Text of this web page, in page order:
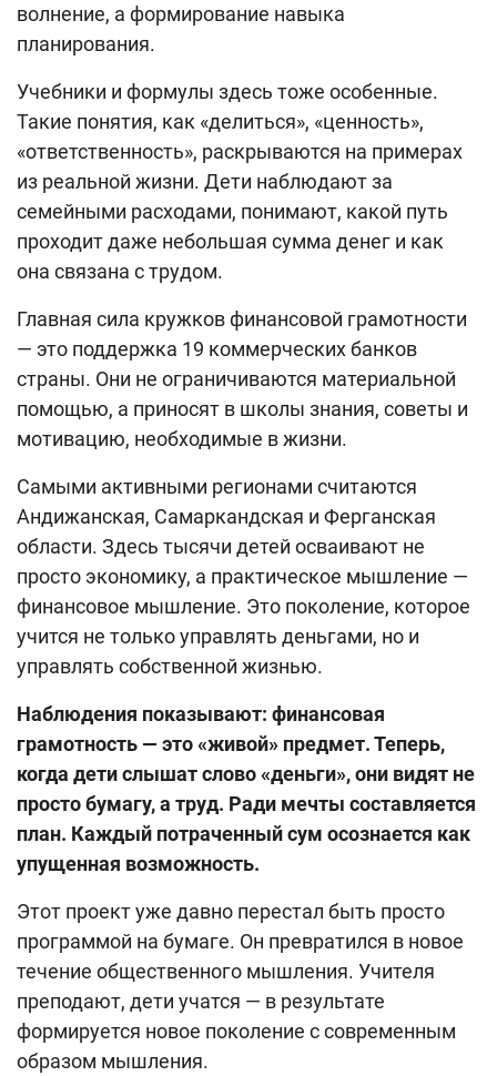
волнение, а формирование навыка
планирования.
Учебники и формулы здесь тоже особенные.
Такие понятия, как «делиться», «ценность»,
«ответственность», раскрываются на примерах
из реальной жизни. Дети наблюдают за
семейными расходами, понимают, какой путь
проходит даже небольшая сумма денег и как
она связана с трудом.
Главная сила кружков финансовой грамотности
— это поддержка 19 коммерческих банков
страны. Они не ограничиваются материальной
помощью, а приносят в школы знания, советы и
мотивацию, необходимые в жизни.
Самыми активными регионами считаются
Андижанская, Самаркандская и Ферганская
области. Здесь тысячи детей осваивают не
просто экономику, а практическое мышление —
финансовое мышление. Это поколение, которое
учится не только управлять деньгами, но и
управлять собственной жизнью.
Наблюдения показывают: финансовая
грамотность — это «живой» предмет. Теперь,
когда дети слышат слово «деньги», они видят не
просто бумагу, а труд. Ради мечты составляется
план. Каждый потраченный сум осознается как
упущенная возможность.
Этот проект уже давно перестал быть просто
программой на бумаге. Он превратился в новое
течение общественного мышления. Учителя
преподают, дети учатся — в результате
формируется новое поколение с современным
образом мышления.